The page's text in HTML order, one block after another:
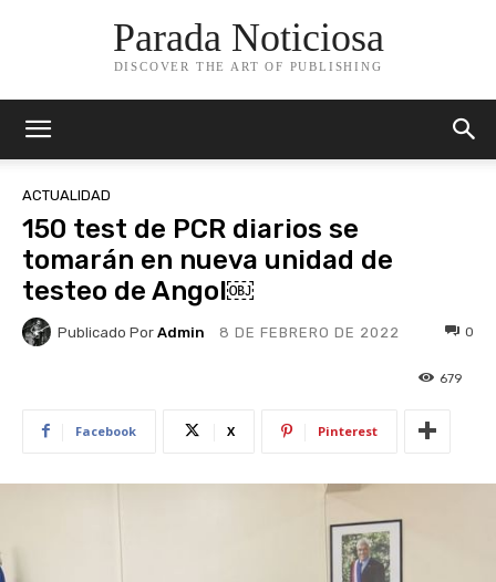
Parada Noticiosa
DISCOVER THE ART OF PUBLISHING
ACTUALIDAD
150 test de PCR diarios se
tomarán en nueva unidad de
testeo de Angol￼
Publicado Por Admin 8 DE FEBRERO DE 2022 0
679
Facebook X Pinterest